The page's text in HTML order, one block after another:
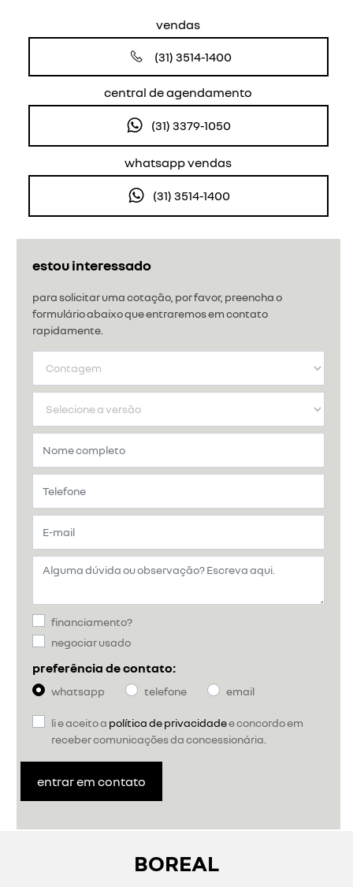
estou interessado
para solicitar uma cotação, por favor, preencha o
formulário abaixo que entraremos em contato
rapidamente.
financiamento?
negociar usado
preferência de contato:
whatsapp telefone email
li e aceito a política de privacidadee concordo em
receber comunicações da concessionária.
entrar em contato
vendas
(31) 3514-1400
central de agendamento
(31) 3379-1050
whatsapp vendas
(31) 3514-1400
BOREAL